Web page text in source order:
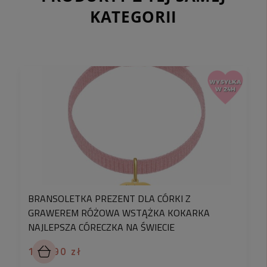
✅ Sprawdź wymiary:
długość/szerokość zawieszki:max.ok
. 1 cm / 0,9
stal chirurgiczna 316L
Jeżeli jesteś kobietą kochającąmodne i atrakcyjne
, ale nie wiesz czy ta bransoletka
to dobry wybór to koniecznie przeczytaj ten opis
do końca.
Poznaj sekret kobiet, które przyciągają wzrok
modną biżuterią i tworzą z nią super stylówki!
KATEGORII
BRANSOLETKA PREZENT DLA CÓRKI Z
GRAWEREM RÓŻOWA WSTĄŻKA KOKARKA
NAJLEPSZA CÓRECZKA NA ŚWIECIE
109,90 zł